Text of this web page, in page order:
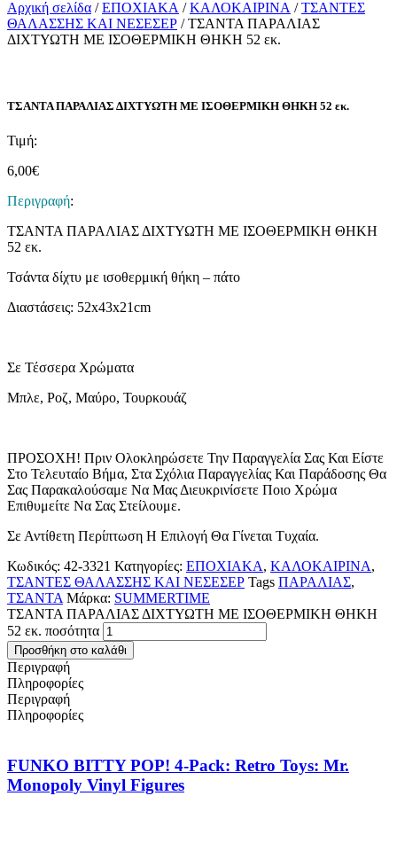
Αρχική σελίδα /ΕΠΟΧΙΑΚΑ /ΚΑΛΟΚΑΙΡΙΝΑ /ΤΣΑΝΤΕΣ
ΘΑΛΑΣΣΗΣ ΚΑΙ ΝΕΣΕΣΕΡ / ΤΣΑΝΤΑ ΠΑΡΑΛΙΑΣ
ΔΙΧΤΥΩΤΗ ΜΕ ΙΣΟΘΕΡΜΙΚΗ ΘΗΚΗ 52 εκ.
ΤΣΑΝΤΑ ΠΑΡΑΛΙΑΣ ΔΙΧΤΥΩΤΗ ΜΕ ΙΣΟΘΕΡΜΙΚΗ ΘΗΚΗ 52 εκ.
Τιμή:
6,00€
Περιγραφή:
ΤΣΑΝΤΑ ΠΑΡΑΛΙΑΣ ΔΙΧΤΥΩΤΗ ΜΕ ΙΣΟΘΕΡΜΙΚΗ ΘΗΚΗ
52 εκ.
Τσάντα δίχτυ με ισοθερμική θήκη – πάτο
Διαστάσεις: 52x43x21cm
Σε Τέσσερα Χρώματα
Μπλε, Ροζ, Μαύρο, Τουρκουάζ
ΠΡΟΣΟΧΗ! Πριν Ολοκληρώσετε Την Παραγγελία Σας Και Είστε
Στο Τελευταίο Βήμα, Στα Σχόλια Παραγγελίας Και Παράδοσης Θα
Σας Παρακαλούσαμε Να Μας Διευκρινίσετε Ποιο Χρώμα
Επιθυμείτε Να Σας Στείλουμε.
Σε Αντίθετη Περίπτωση Η Επιλογή Θα Γίνεται Τυχαία.
Κωδικός: 42-3321 Κατηγορίες: ΕΠΟΧΙΑΚΑ, ΚΑΛΟΚΑΙΡΙΝΑ,
ΤΣΑΝΤΕΣ ΘΑΛΑΣΣΗΣ ΚΑΙ ΝΕΣΕΣΕΡ Tags ΠΑΡΑΛΙΑΣ,
ΤΣΑΝΤΑ Μάρκα: SUMMERTIME
ΤΣΑΝΤΑ ΠΑΡΑΛΙΑΣ ΔΙΧΤΥΩΤΗ ΜΕ ΙΣΟΘΕΡΜΙΚΗ ΘΗΚΗ
52 εκ. ποσότητα
Προσθήκη στο καλάθι
Περιγραφή
Πληροφορίες
Περιγραφή
Πληροφορίες
FUNKO BITTY POP! 4-Pack: Retro Toys: Mr.
Monopoly Vinyl Figures